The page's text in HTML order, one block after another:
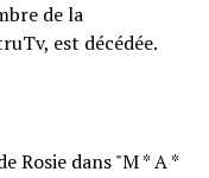
de la
est décédée.
Rosie dans "M * A *